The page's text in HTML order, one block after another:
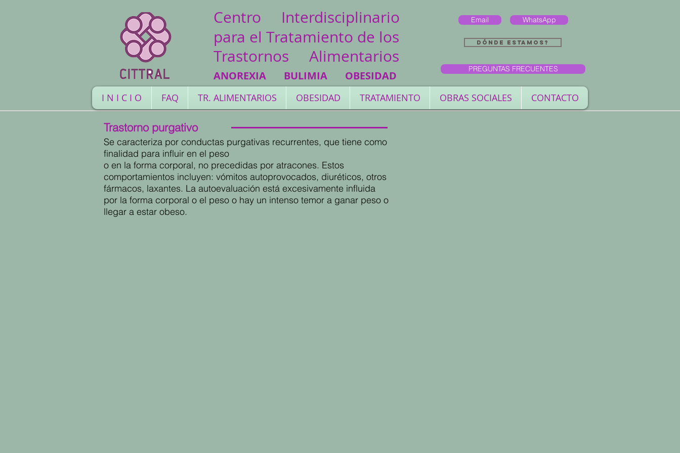
Trastorno purgativo
Se caracteriza por conductas purgativas recurrentes, que tiene como
finalidad para influir en el peso
o en la forma corporal, no precedidas por atracones. Estos
comportamientos incluyen: vómitos autoprovocados, diuréticos, otros
fármacos, laxantes. La autoevaluación está excesivamente influida
por la forma corporal o el peso o hay un intenso temor a ganar peso o
llegar a estar obeso.
Centro Interdisciplinario
para el Tratamiento de los
Trastornos Alimentarios
ANOREXIA BULIMIA OBESIDAD
Email WhatsApp
Dónde estamos?
PREGUNTAS FRECUENTES
I N I C I O FAQ TR. ALIMENTARIOS OBESIDAD TRATAMIENTO OBRAS SOCIALES CONTACTO